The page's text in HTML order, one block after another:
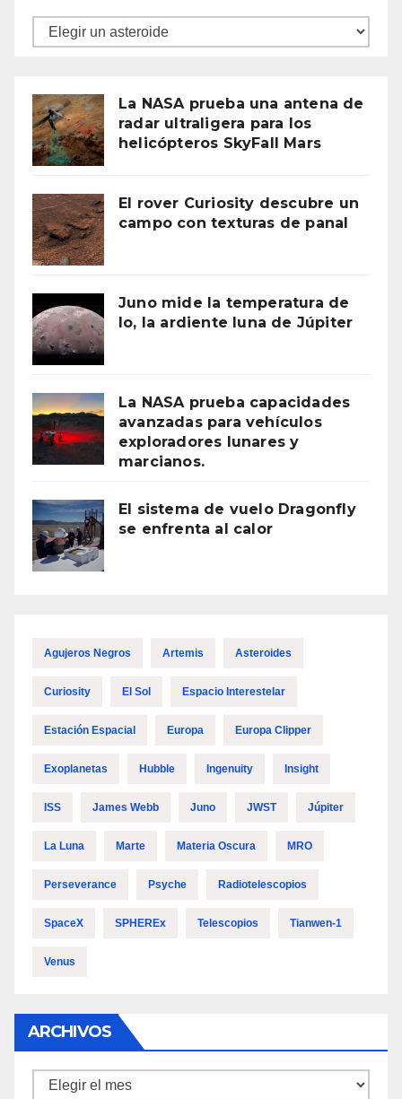
Asteroides
La NASA prueba una antena de
radar ultraligera para los
helicópteros SkyFall Mars
El rover Curiosity descubre un
campo con texturas de panal
Juno mide la temperatura de
Io, la ardiente luna de Júpiter
La NASA prueba capacidades
avanzadas para vehículos
exploradores lunares y
marcianos.
El sistema de vuelo Dragonfly
se enfrenta al calor
Agujeros Negros Artemis Asteroides
Curiosity El Sol Espacio Interestelar
Estación Espacial Europa Europa Clipper
Exoplanetas Hubble Ingenuity Insight
ISS James Webb Juno JWST Júpiter
La Luna Marte Materia Oscura MRO
Perseverance Psyche Radiotelescopios
SpaceX SPHEREx Telescopios Tianwen-1
Venus
ARCHIVOS
Archivos